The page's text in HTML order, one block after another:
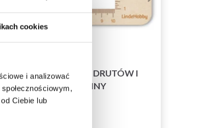
cookies
i analizować
Ciebie lub
MIERNIK DRUTÓW I
PRÓBKI DZIANINY